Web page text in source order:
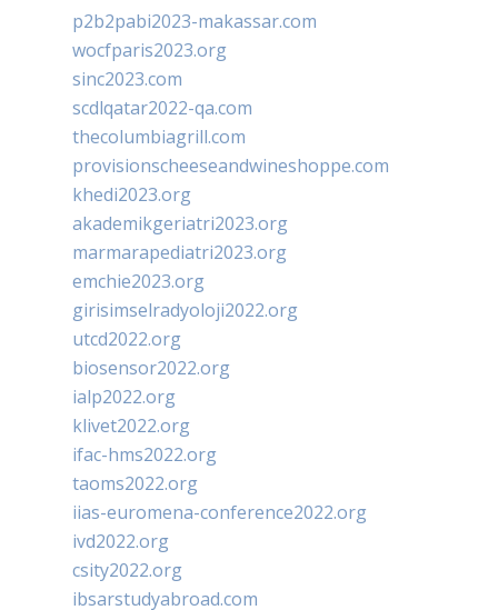
p2b2pabi2023-makassar.com
wocfparis2023.org
sinc2023.com
scdlqatar2022-qa.com
thecolumbiagrill.com
provisionscheeseandwineshoppe.com
khedi2023.org
akademikgeriatri2023.org
marmarapediatri2023.org
emchie2023.org
girisimselradyoloji2022.org
utcd2022.org
biosensor2022.org
ialp2022.org
klivet2022.org
ifac-hms2022.org
taoms2022.org
iias-euromena-conference2022.org
ivd2022.org
csity2022.org
ibsarstudyabroad.com